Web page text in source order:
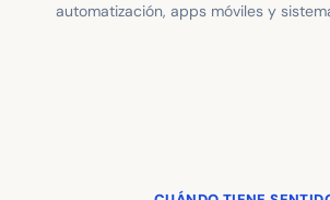
automatización, apps móviles y